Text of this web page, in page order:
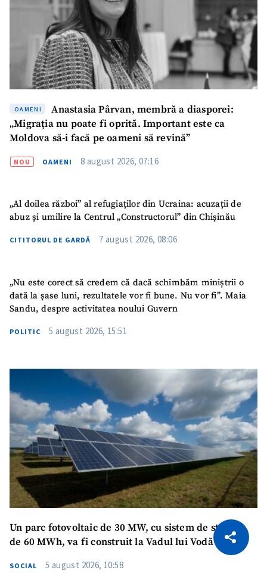
Copiază Link
OAMENI
Anastasia Pârvan, membră a diasporei:
„Migrația nu poate fi oprită. Important este ca
Moldova să-i facă pe oameni să revină”
NOU OAMENI 8 august 2026, 07:16
„Al doilea război” al refugiaților din Ucraina: acuzații de
abuz și umilire la Centrul „Constructorul” din Chișinău
CITITORUL DE GARDĂ 7 august 2026, 08:06
„Nu este corect să credem că dacă schimbăm miniștrii o
dată la șase luni, rezultatele vor fi bune. Nu vor fi”. Maia
Sandu, despre activitatea noului Guvern
POLITIC 5 august 2026, 15:51
Un parc fotovoltaic de 30 MW, cu sistem de stocare
de 60 MWh, va fi construit la Vadul lui Vodă
SOCIAL 5 august 2026, 10:58
Citește articolul